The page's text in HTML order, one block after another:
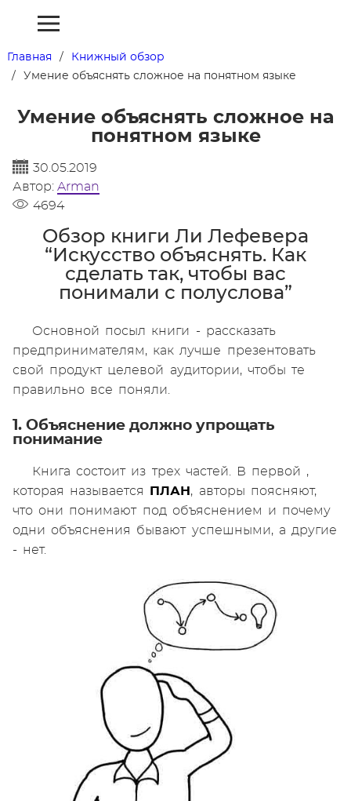
Главная
Книжный обзор
Умение объяснять сложное на понятном языке
Умение объяснять сложное на
понятном языке
30.05.2019
Автор: Arman
4694
Обзор книги Ли Лефевера
“Искусство объяснять. Как
сделать так, чтобы вас
понимали с полуслова”
Основной посыл книги - рассказать
предпринимателям, как лучше презентовать
свой продукт целевой аудитории, чтобы те
правильно все поняли.
1. Объяснение должно упрощать
понимание
Книга состоит из трех частей. В первой ,
которая называется
ПЛАН , авторы поясняют,
что они понимают под объяснением и почему
одни объяснения бывают успешными, а другие
- нет.